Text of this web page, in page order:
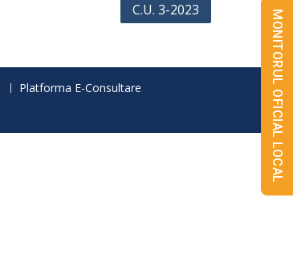
C.U. 3-2023
Platforma E-Consultare
MONITORUL OFICIAL LOCAL